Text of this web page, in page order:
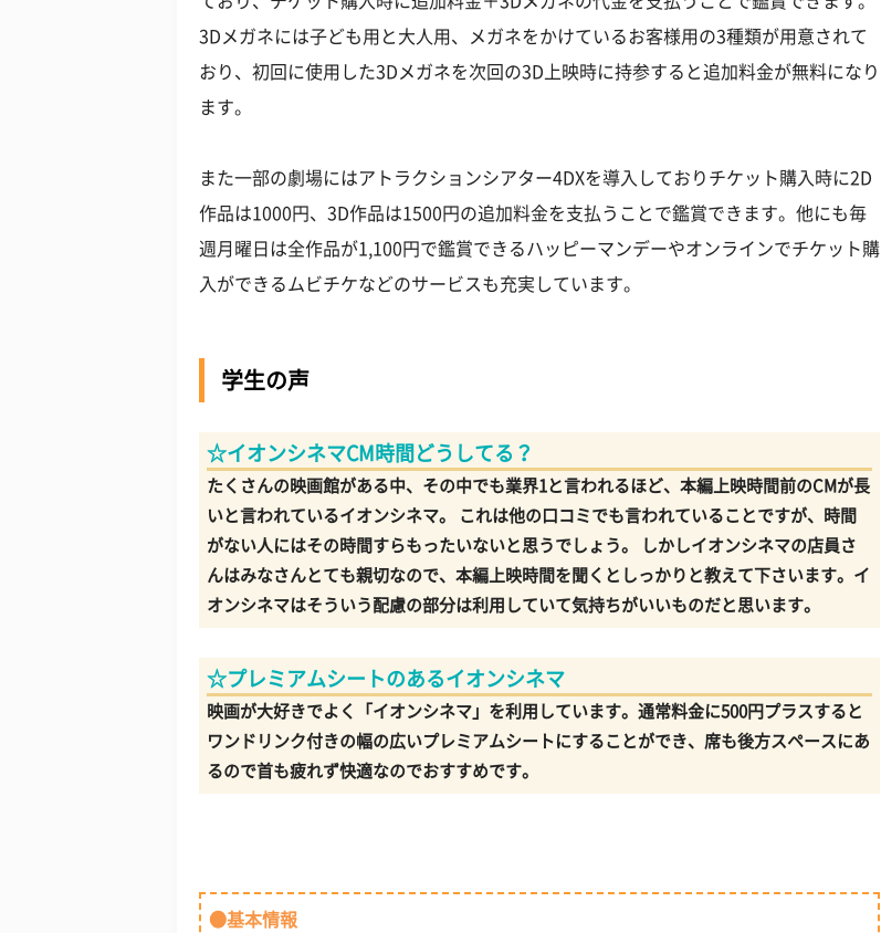
3Dメガネには子ども用と大人用、メガネをかけているお客様用の3種類が用意されて
おり、初回に使用した3Dメガネを次回の3D上映時に持参すると追加料金が無料になり
ます。
また一部の劇場にはアトラクションシアター4DXを導入しておりチケット購入時に2D
作品は1000円、3D作品は1500円の追加料金を支払うことで鑑賞できます。他にも毎
週月曜日は全作品が1,100円で鑑賞できるハッピーマンデーやオンラインでチケット購
入ができるムビチケなどのサービスも充実しています。
学生の声
☆イオンシネマCM時間どうしてる？
たくさんの映画館がある中、その中でも業界1と言われるほど、本編上映時間前のCMが長
いと言われているイオンシネマ。 これは他の口コミでも言われていることですが、時間
がない人にはその時間すらもったいないと思うでしょう。 しかしイオンシネマの店員さ
んはみなさんとても親切なので、本編上映時間を聞くとしっかりと教えて下さいます。イ
オンシネマはそういう配慮の部分は利用していて気持ちがいいものだと思います。
☆プレミアムシートのあるイオンシネマ
映画が大好きでよく「イオンシネマ」を利用しています。通常料金に500円プラスすると
ワンドリンク付きの幅の広いプレミアムシートにすることができ、席も後方スペースにあ
るので首も疲れず快適なのでおすすめです。
●基本情報